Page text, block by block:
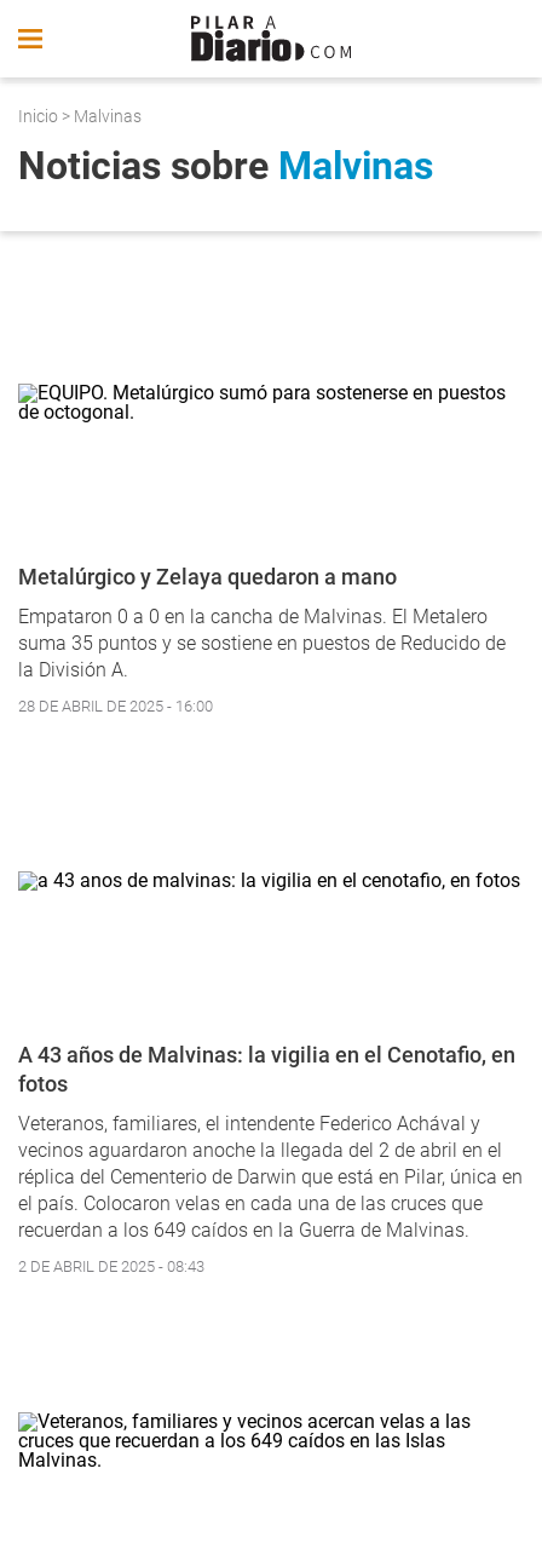
Inicio > Malvinas
Noticias sobre Malvinas
Metalúrgico y Zelaya quedaron a mano
Empataron 0 a 0 en la cancha de Malvinas. El Metalero
suma 35 puntos y se sostiene en puestos de Reducido de
la División A.
28 DE ABRIL DE 2025 - 16:00
A 43 años de Malvinas: la vigilia en el Cenotafio, en
fotos
Veteranos, familiares, el intendente Federico Achával y
vecinos aguardaron anoche la llegada del 2 de abril en el
réplica del Cementerio de Darwin que está en Pilar, única en
el país. Colocaron velas en cada una de las cruces que
recuerdan a los 649 caídos en la Guerra de Malvinas.
2 DE ABRIL DE 2025 - 08:43